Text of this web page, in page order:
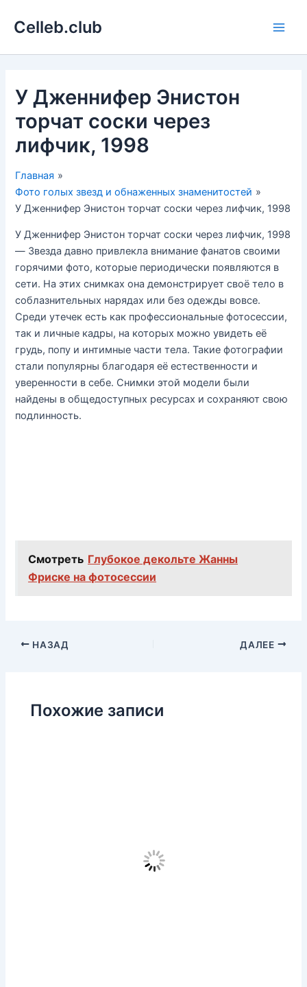
Celleb.club
У Дженнифер Энистон
торчат соски через
лифчик, 1998
Главная
Фото голых звезд и обнаженных знаменитостей
У Дженнифер Энистон торчат соски через лифчик, 1998
У Дженнифер Энистон торчат соски через лифчик, 1998
— Звезда давно привлекла внимание фанатов своими
горячими фото, которые периодически появляются в
сети. На этих снимках она демонстрирует своё тело в
соблазнительных нарядах или без одежды вовсе.
Среди утечек есть как профессиональные фотосессии,
так и личные кадры, на которых можно увидеть её
грудь, попу и интимные части тела. Такие фотографии
стали популярны благодаря её естественности и
уверенности в себе. Снимки этой модели были
найдены в общедоступных ресурсах и сохраняют свою
подлинность.
Смотреть Глубокое декольте Жанны
Фриске на фотосессии
НАЗАД ДАЛЕЕ
Похожие записи